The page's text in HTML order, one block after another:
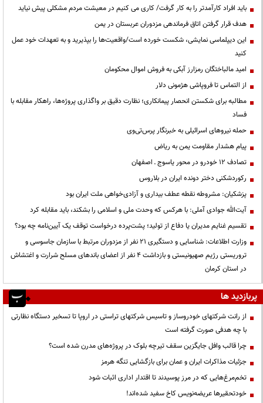
باید افراد کارآمدتر را به کار گرفت/ کاری می کنیم در معیشت مردم مشکلی پیش نیاید
هدف قرار گرفتن اتاق‌ فرماندهی مزدوران عربستان در یمن
این دیپلماسی نمایشی، شکست خورده است/واقعیت‌ها را بپذیرید و به تعهدات خود عمل
کنید
امید مالباختگان رمزارز آبکی به فروش اموال محکومان
از التماس تا فروپاشی هژمونی دلار
مطالبه برای شکستن انحصار پیمانکاری؛ نظارت دقیق بر واگذاری پروژه‌ها، راهکار مقابله با
فساد
حمله نیروهای اسرائیلی به خبرنگار پرس‌تی‌وی
پیام هشدار مقاومت یمن به ریاض
تصادف ۱۲ خودرو در محور یاسوج ـ اصفهان
رکوردشکنی دختر دونده ایران در بلاروس
پزشکیان: مشروطه نقطه عطف بیداری و آزادی‌خواهی ملت ایران بود
آیت‌الله جوادی آملی: با هرکس که وحدت ملی و اسلامی را بشکند، باید مقابله کرد
تقسیم غنایم مدیران یا دفاع از تولید؛ پشت‌پرده درخواست توقف یک آیین‌نامه چه بود؟
وزارت اطلاعات: شناسایی و دستگیری ۲۱ نفر از مزدوران مرتبط با سازمان جاسوسی و
تروریستی رژیم صهیونیستی و بازداشت ۴ نفر از اعضای باندهای مسلح شرارت و اغتشاش
در استان کرمان
پربازدید ها
از رانت‌ شرکتهای خودروساز و تاسیس شرکتهای تراستی در اروپا تا تسخیر دستگاه نظارتی
با چه هدفی صورت گرفته است
چرا قالب وافل جایگزین سقف تیرچه بلوک در پروژه‌های مدرن شده است؟
جزئیات مذاکرات ایران و عمان برای بازگشایی تنگه هرمز
تخم‌مرغ‌هایی که در مرز پوسیدند تا اقتدار اداری اثبات شود
خودتحقیرها عریضه‌نویس کاخ سفید شده‌اند!